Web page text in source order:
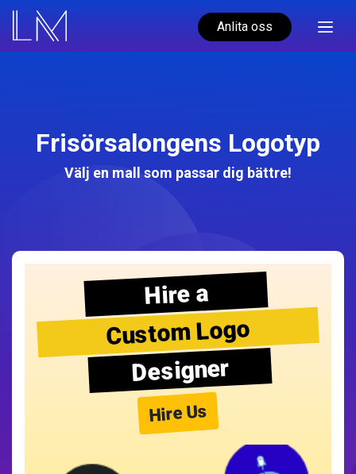
Anlita oss
Frisörsalongens Logotyp
Välj en mall som passar dig bättre!
Hire a
Custom Logo
Designer
Hire Us